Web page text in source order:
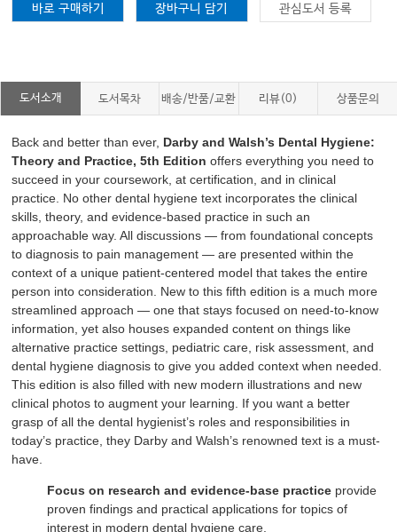
바로 구매하기 장바구니 담기 관심도서 등록
도서소개 도서목차 배송/반품/교환 리뷰(0) 상품문의
Back and better than ever, Darby and Walsh’s Dental Hygiene:
Theory and Practice, 5th Edition offers everything you need to
succeed in your coursework, at certification, and in clinical
practice. No other dental hygiene text incorporates the clinical
skills, theory, and evidence-based practice in such an
approachable way. All discussions ― from foundational concepts
to diagnosis to pain management ― are presented within the
context of a unique patient-centered model that takes the entire
person into consideration. New to this fifth edition is a much more
streamlined approach ― one that stays focused on need-to-know
information, yet also houses expanded content on things like
alternative practice settings, pediatric care, risk assessment, and
dental hygiene diagnosis to give you added context when needed.
This edition is also filled with new modern illustrations and new
clinical photos to augment your learning. If you want a better
grasp of all the dental hygienist’s roles and responsibilities in
today’s practice, they Darby and Walsh’s renowned text is a must-
have.
Focus on research and evidence-base practice provide
proven findings and practical applications for topics of
interest in modern dental hygiene care.